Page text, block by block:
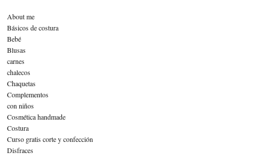
About me
Básicos de costura
Bebé
Blusas
carnes
chalecos
Chaquetas
Complementos
con niños
Cosmética handmade
Costura
Curso gratis corte y confección
Disfraces